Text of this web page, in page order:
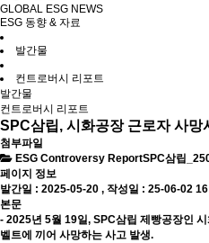
GLOBAL ESG NEWS
ESG 동향 & 자료
발간물
컨트로버시 리포트
발간물
컨트로버시 리포트
SPC삼립, 시화공장 근로자 사망
첨부파일
ESG Controversy ReportSPC삼립
페이지 정보
발간일 : 2025-05-20 , 작성일 : 25-06-02
본문
- 2025년 5월 19일, SPC삼립 제빵공장인
벨트에 끼어 사망하는 사고 발생.